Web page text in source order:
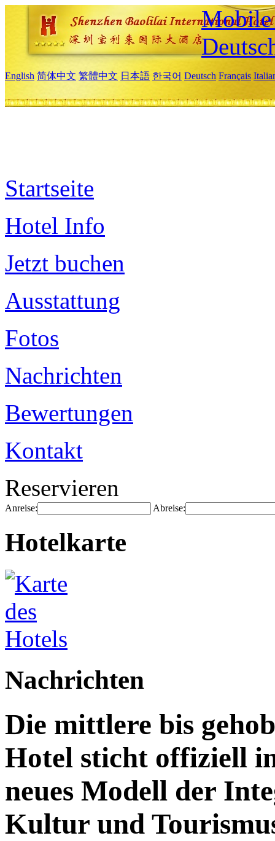
Mobile
English 简体中文 繁體中文 日本語 한국어 Deutsch Français
Startseite
Hotel Info
Jetzt buchen
Ausstattung
Fotos
Nachrichten
Bewertungen
Kontakt
Reservieren
Anreise: Abreise:
Hotelkarte
Nachrichten
Die mittlere bis
Hotel sticht offiziell
neues Modell der
Kultur und